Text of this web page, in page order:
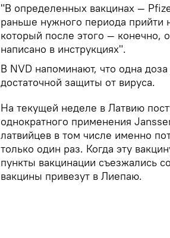
"В определенных вакцинах —
раньше нужного периода прийти
который после этого —
написано в инструкциях".
В NVD напоминают, что одна
достаточной защиты от вируса.
На текущей неделе в Латвию
однократного применения
латвийцев в том числе именно
только один раз. Когда эту
пункты вакцинации съезжались
вакцины привезут в Лиепаю.